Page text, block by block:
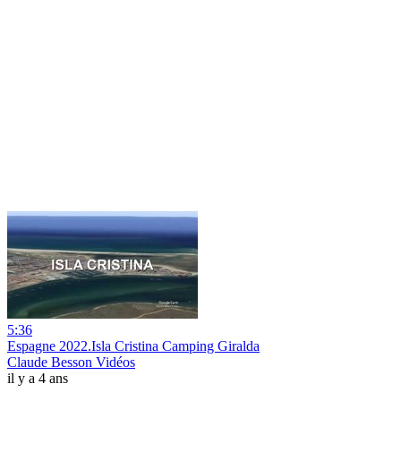
5:36
Espagne 2022.Isla Cristina Camping Giralda
Claude Besson Vidéos
il y a 4 ans